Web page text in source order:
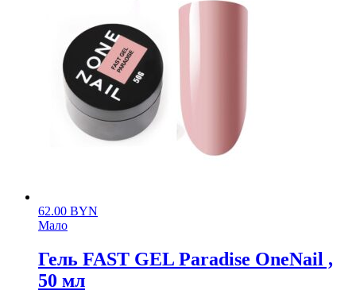
62.00 BYN
Мало
Гель FAST GEL Paradise OneNail ,
50 мл